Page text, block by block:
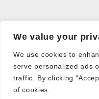
We value your
We use cookies to
serve personalized ads
traffic. By clicking
of cookies.